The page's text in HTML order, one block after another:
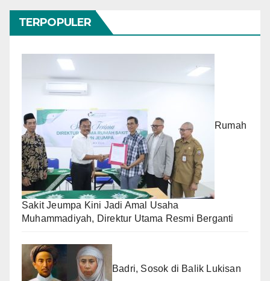
TERPOPULER
Rumah
Sakit Jeumpa Kini Jadi Amal Usaha
Muhammadiyah, Direktur Utama Resmi Berganti
Badri, Sosok di Balik Lukisan